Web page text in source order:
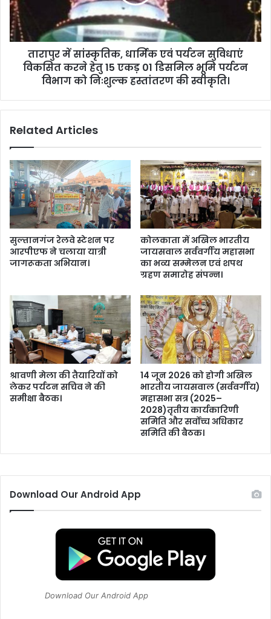
रो
ह
में
चौ
री
ख्य
मं
त्री
प
द
की
श
प
थ
।
सां
स्कृ
ति
क
प
न
सु
वि
धा
एं
वि
क
सि
र
ने
हे
तु
1
5
ए
क
ड़
ल
मि
प
तारापुर में सांस्कृतिक, धार्मिक एवं पर्यटन सुविधाएं
विकसित करने हेतु 15 एकड़ 01 डिसमिल भूमि पर्यटन
विभाग को निःशुल्क हस्तांतरण की स्वीकृति।
Related Articles
सुल्तानगंज रेलवे स्टेशन पर
आरपीएफ ने चलाया यात्री
जागरूकता अभियान।
कोलकाता में अखिल भारतीय
जायसवाल सर्ववर्गीय महासभा
का भव्य सम्मेलन एवं शपथ
ग्रहण समारोह संपन्न।
श्रावणी मेला की तैयारियों को
लेकर पर्यटन सचिव ने की
समीक्षा बैठक।
14 जून 2026 को होगी अखिल
भारतीय जायसवाल (सर्ववर्गीय)
महासभा सत्र (2025–
2028)तृतीय कार्यकारिणी
समिति और सर्वोच्च अधिकार
समिति की बैठक।
Download Our Android App
Download Our Android App